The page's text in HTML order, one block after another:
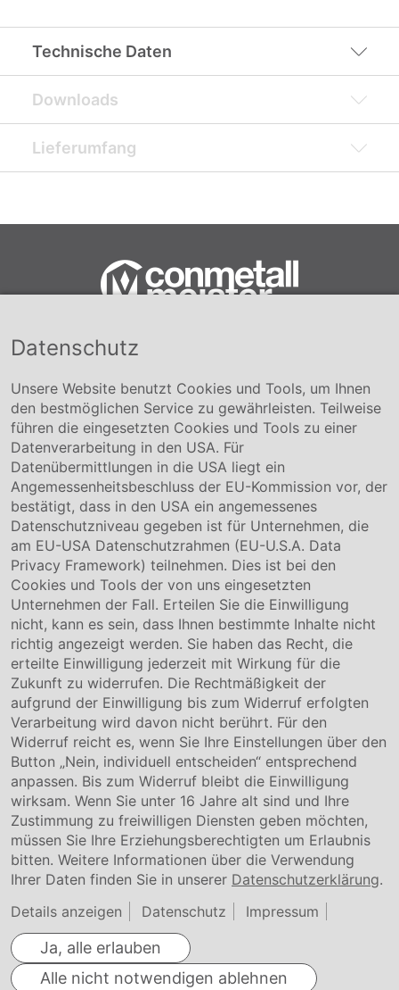
Technische Daten
Downloads
Lieferumfang
Conmetall Meister GmbH
+49 5141-180
info@conmetallmeister.de
www.conmetallmeister.de
Unternehmen
Über uns
Compliance
Hinweisgebersystem
Karriere
Service & Kontakt
Kontakt
Downloads
Garantiebedingungen
Zertifikate
Rechtliches
Impressum
AGB
Datenschutz
Cookie Einstellung
Datenschutz
Unsere Website benutzt Cookies und Tools, um Ihnen
den bestmöglichen Service zu gewährleisten. Teilweise
führen die eingesetzten Cookies und Tools zu einer
Datenverarbeitung in den USA. Für
Datenübermittlungen in die USA liegt ein
Angemessenheitsbeschluss der EU-Kommission vor, der
bestätigt, dass in den USA ein angemessenes
Datenschutzniveau gegeben ist für Unternehmen, die
am EU-USA Datenschutzrahmen (EU-U.S.A. Data
Privacy Framework) teilnehmen. Dies ist bei den
Cookies und Tools der von uns eingesetzten
Unternehmen der Fall. Erteilen Sie die Einwilligung
nicht, kann es sein, dass Ihnen bestimmte Inhalte nicht
richtig angezeigt werden. Sie haben das Recht, die
erteilte Einwilligung jederzeit mit Wirkung für die
Zukunft zu widerrufen. Die Rechtmäßigkeit der
aufgrund der Einwilligung bis zum Widerruf erfolgten
Verarbeitung wird davon nicht berührt. Für den
Widerruf reicht es, wenn Sie Ihre Einstellungen über den
Button „Nein, individuell entscheiden“ entsprechend
anpassen. Bis zum Widerruf bleibt die Einwilligung
wirksam. Wenn Sie unter 16 Jahre alt sind und Ihre
Zustimmung zu freiwilligen Diensten geben möchten,
müssen Sie Ihre Erziehungsberechtigten um Erlaubnis
bitten. Weitere Informationen über die Verwendung
Ihrer Daten finden Sie in unserer Datenschutzerklärung.
Details anzeigen
Datenschutz Impressum
Ja, alle erlauben
Alle nicht notwendigen ablehnen